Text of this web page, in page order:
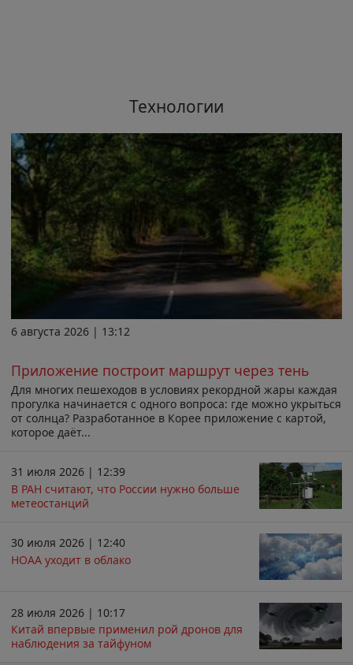
Технологии
6 августа 2026 | 13:12
Приложение построит маршрут через тень
Для многих пешеходов в условиях рекордной жары каждая
прогулка начинается с одного вопроса: где можно укрыться
от солнца? Разработанное в Корее приложение с картой,
которое даёт...
31 июля 2026 | 12:39
В РАН считают, что России нужно больше
метеостанций
30 июля 2026 | 12:40
НОАА уходит в облако
28 июля 2026 | 10:17
Китай впервые применил рой дронов для
наблюдения за тайфуном